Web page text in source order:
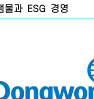
물과 ESG 경영